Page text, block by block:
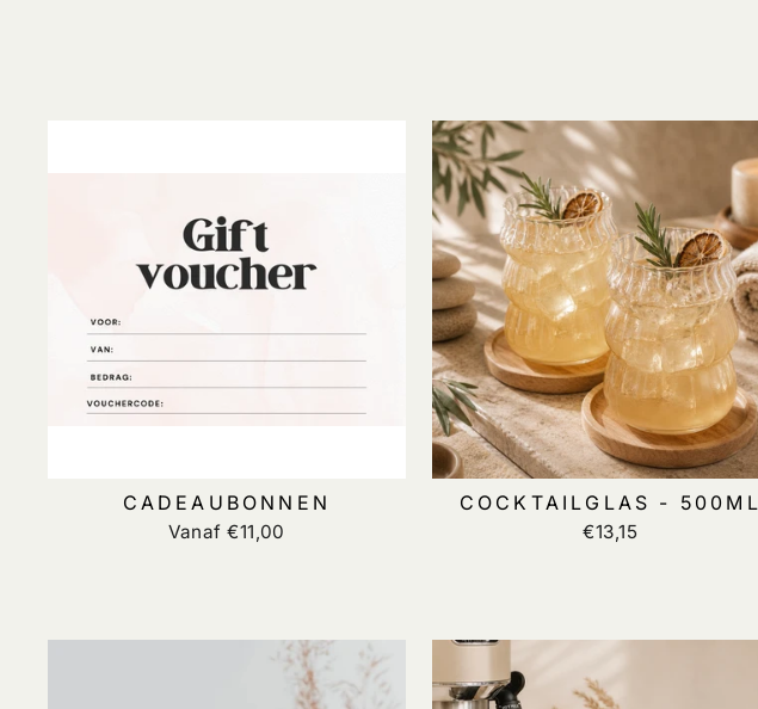
CADEAUBONNEN
Vanaf €11,00
COCKTAILGLAS - 500ML
€13,15